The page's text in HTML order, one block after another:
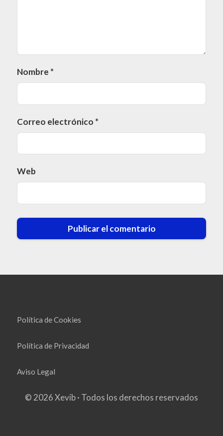
Nombre *
Correo electrónico *
Web
Política de Cookies
Política de Privacidad
Aviso Legal
© 2026 Xevib · Todos los derechos reservados